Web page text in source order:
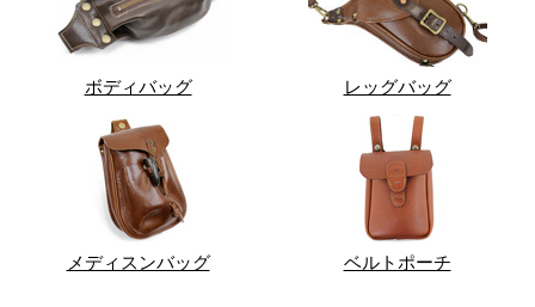
ボディバッグ レッグバッグ
メディスンバッグ ベルトポーチ